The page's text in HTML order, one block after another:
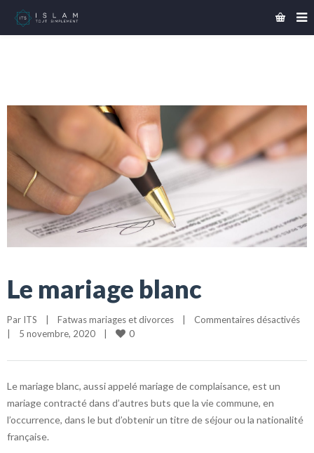
Le mariage blanc
Par ITS | Fatwas mariages et divorces |
Commentaires désactivés
|
5 novembre, 2020 | 0
Le mariage blanc, aussi appelé mariage de complaisance, est un
mariage contracté dans d’autres buts que la vie commune, en
l’occurrence, dans le but d’obtenir un titre de séjour ou la nationalité
française.